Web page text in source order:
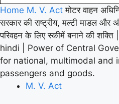
Home M. V. Act मोटर वाहन
सरकार की राष्ट्रीय, मल्टी माडल और
परिवहन के लिए स्कीमें बनाने की
hindi | Power of Central
for national, multimodal and
passengers and goods.
M. V. Act